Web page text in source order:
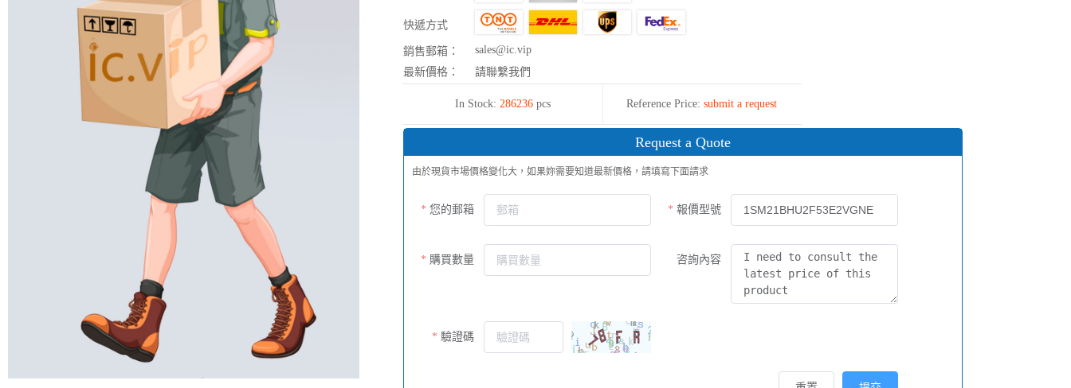
快遞方式
銷售郵箱：
sales@ic.vip
最新價格：
請聯繫我們
In Stock: 286236 pcs Reference Price: submit a request
Request a Quote
由於現貨市場價格變化大，如果妳需要知道最新價格，請填寫下面請求
您的郵箱 報價型號
購買數量 咨詢內容
驗證碼